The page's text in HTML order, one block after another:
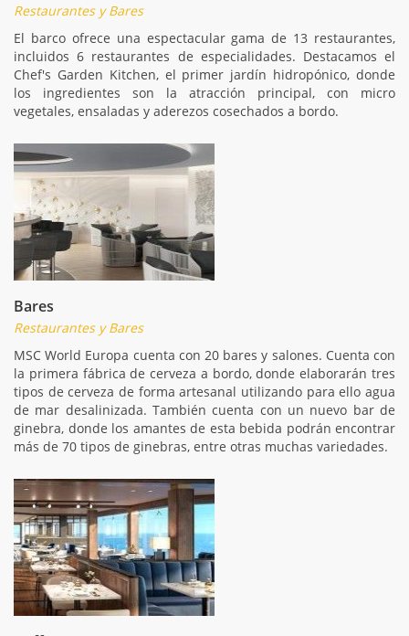
Restaurantes y Bares
El barco ofrece una espectacular gama de 13 restaurantes,
incluidos 6 restaurantes de especialidades. Destacamos el
Chef's Garden Kitchen, el primer jardín hidropónico, donde
los ingredientes son la atracción principal, con micro
vegetales, ensaladas y aderezos cosechados a bordo.
Bares
Restaurantes y Bares
MSC World Europa cuenta con 20 bares y salones. Cuenta con
la primera fábrica de cerveza a bordo, donde elaborarán tres
tipos de cerveza de forma artesanal utilizando para ello agua
de mar desalinizada. También cuenta con un nuevo bar de
ginebra, donde los amantes de esta bebida podrán encontrar
más de 70 tipos de ginebras, entre otras muchas variedades.